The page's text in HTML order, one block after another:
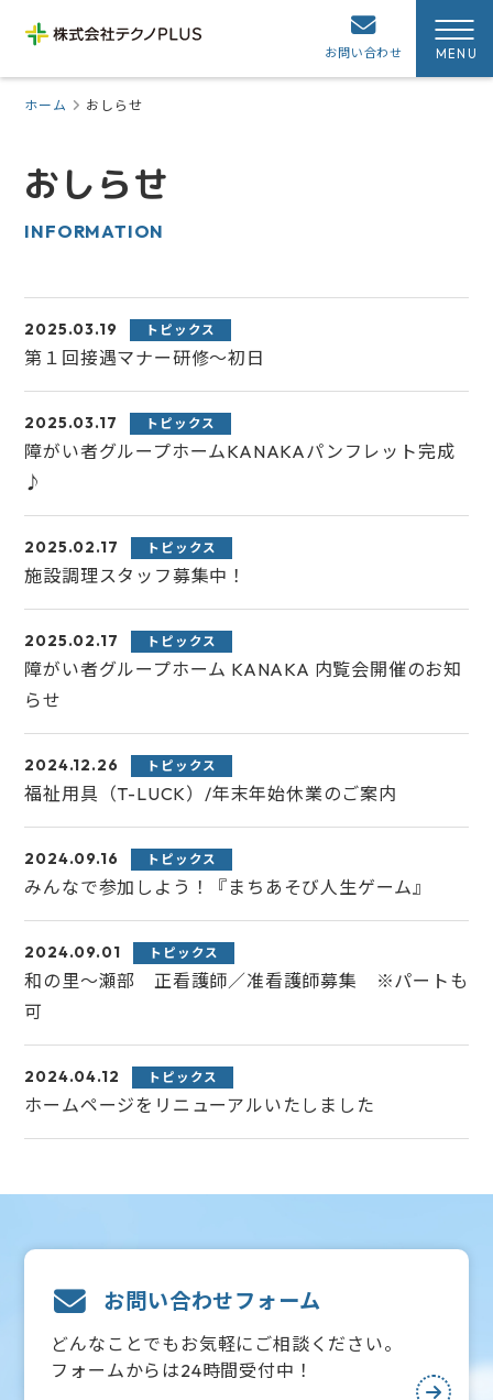
お問い合わせ
ホーム おしらせ
おしらせ
INFORMATION
2025.03.19 トピックス
第１回接遇マナー研修～初日
2025.03.17 トピックス
障がい者グループホームKANAKAパンフレット完成
♪
2025.02.17 トピックス
施設調理スタッフ募集中！
2025.02.17 トピックス
障がい者グループホーム KANAKA 内覧会開催のお知
らせ
2024.12.26 トピックス
福祉用具（T-LUCK）/年末年始休業のご案内
2024.09.16 トピックス
みんなで参加しよう！『まちあそび人生ゲーム』
2024.09.01 トピックス
和の里～瀬部 正看護師／准看護師募集 ※パートも
可
2024.04.12 トピックス
ホームページをリニューアルいたしました
お問い合わせフォーム
どんなことでもお気軽にご相談ください。
フォームからは24時間受付中！